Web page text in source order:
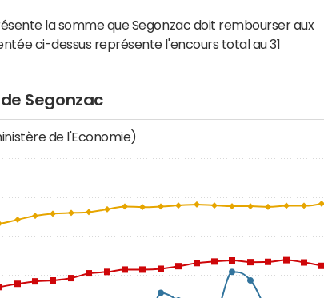
la somme que Segonzac doit rembourser aux
ci-dessus représente l'encours total au 31
Segonzac
de l'Economie)